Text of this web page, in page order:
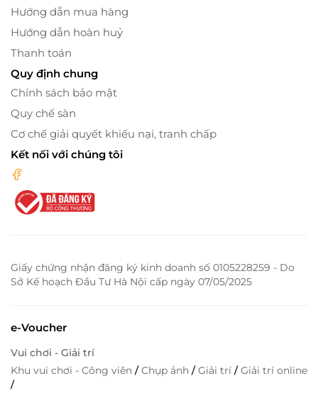
Hướng dẫn mua hàng
Hướng dẫn hoàn huỷ
Thanh toán
Quy định chung
Chính sách bảo mật
Quy chế sàn
Cơ chế giải quyết khiếu nại, tranh chấp
Kết nối với chúng tôi
Giấy chứng nhận đăng ký kinh doanh số 0105228259 - Do
Sở Kế hoạch Đầu Tư Hà Nội cấp ngày 07/05/2025
e-Voucher
Vui chơi - Giải trí
Khu vui chơi - Công viên /Chụp ảnh /Giải trí /Giải trí online
/